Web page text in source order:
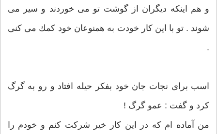
و هم اینكه دیگران از گوشت تو می خوردند و سیر می
شوند . تو با این كار خودت به همنوعان خود كمك می كنی
.
اسب برای نجات جان خود بفكر حیله افتاد و رو به گرگ
كرد و گفت : عمو گرگ !
من آماده ام كه در این كار خیر شركت كنم و خودم را